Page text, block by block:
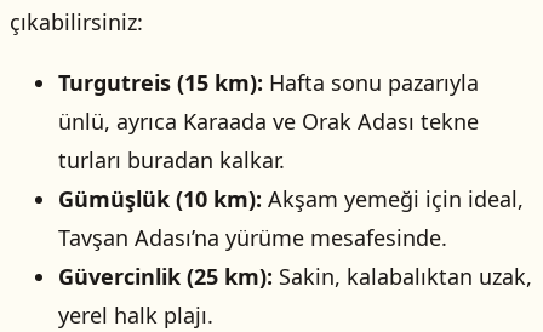
çıkabilirsiniz:
Turgutreis (15 km): Hafta sonu pazarıyla
ünlü, ayrıca Karaada ve Orak Adası tekne
turları buradan kalkar.
Gümüşlük (10 km): Akşam yemeği için ideal,
Tavşan Adası’na yürüme mesafesinde.
Güvercinlik (25 km): Sakin, kalabalıktan uzak,
yerel halk plajı.